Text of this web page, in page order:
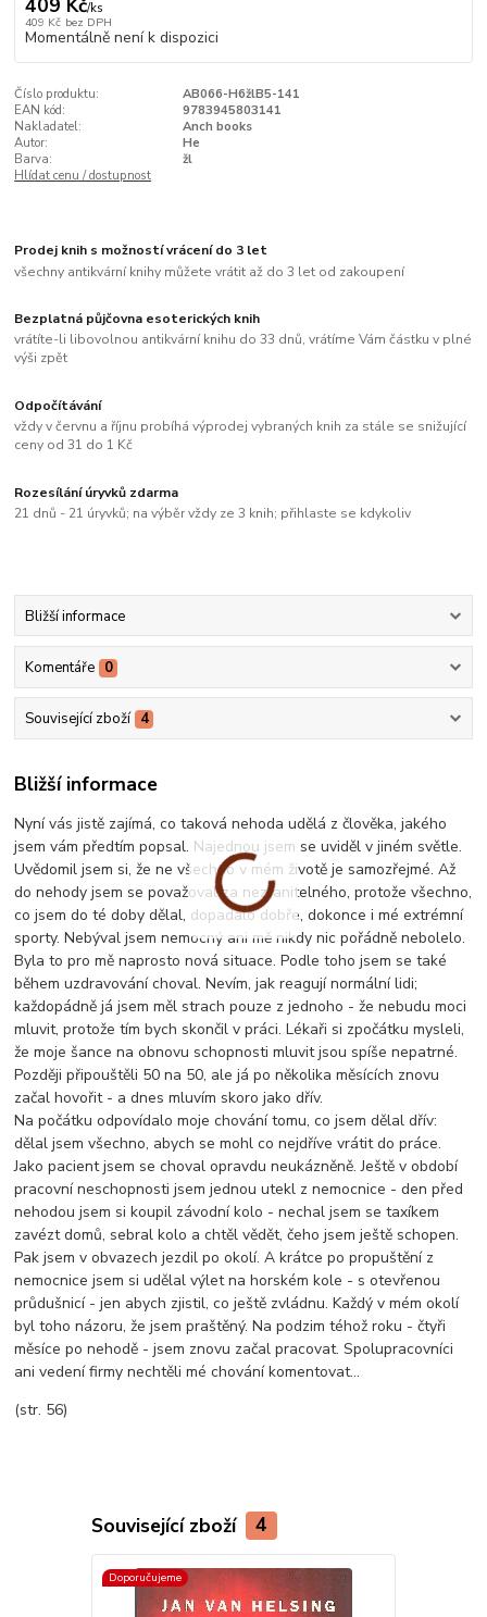
409 Kč/ks
409 Kč bez DPH
Momentálně není k dispozici
Číslo produktu:
AB066-H6žlB5-141
EAN kód:
9783945803141
Nakladatel:
Anch books
Autor:
He
Barva:
žl
Hlídat cenu / dostupnost
Prodej knih s možností vrácení do 3 let
všechny antikvární knihy můžete vrátit až do 3 let od zakoupení
Bezplatná půjčovna esoterických knih
vrátíte-li libovolnou antikvární knihu do 33 dnů, vrátíme Vám částku v plné
výši zpět
Odpočítávání
vždy v červnu a říjnu probíhá výprodej vybraných knih za stále se snižující
ceny od 31 do 1 Kč
Rozesílání úryvků zdarma
21 dnů - 21 úryvků; na výběr vždy ze 3 knih; přihlaste se kdykoliv
Bližší informace
Komentáře 0
Související zboží 4
Bližší informace
Nyní vás jistě zajímá, co taková nehoda udělá z člověka, jakého
jsem vám předtím popsal. Najednou jsem se uviděl v jiném světle.
Uvědomil jsem si, že ne všechno v mém životě je samozřejmé. Až
do nehody jsem se považoval za nezranitelného, protože všechno,
co jsem do té doby dělal, dopadalo dobře, dokonce i mé extrémní
sporty. Nebýval jsem nemocný ani mě nikdy nic pořádně nebolelo.
Byla to pro mě naprosto nová situace. Podle toho jsem se také
během uzdravování choval. Nevím, jak reagují normální lidi;
každopádně já jsem měl strach pouze z jednoho - že nebudu moci
mluvit, protože tím bych skončil v práci. Lékaři si zpočátku mysleli,
že moje šance na obnovu schopnosti mluvit jsou spíše nepatrné.
Později připouštěli 50 na 50, ale já po několika měsících znovu
začal hovořit - a dnes mluvím skoro jako dřív.
Na počátku odpovídalo moje chování tomu, co jsem dělal dřív:
dělal jsem všechno, abych se mohl co nejdříve vrátit do práce.
Jako pacient jsem se choval opravdu neukázněně. Ještě v období
pracovní neschopnosti jsem jednou utekl z nemocnice - den před
nehodou jsem si koupil závodní kolo - nechal jsem se taxíkem
zavézt domů, sebral kolo a chtěl vědět, čeho jsem ještě schopen.
Pak jsem v obvazech jezdil po okolí. A krátce po propuštění z
nemocnice jsem si udělal výlet na horském kole - s otevřenou
průdušnicí - jen abych zjistil, co ještě zvládnu. Každý v mém okolí
byl toho názoru, že jsem praštěný. Na podzim téhož roku - čtyři
měsíce po nehodě - jsem znovu začal pracovat. Spolupracovníci
ani vedení firmy nechtěli mé chování komentovat...
(str. 56)
Související zboží 4
Doporučujeme